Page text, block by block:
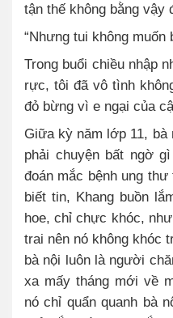
tận thế không bằng vậy
“Nhưng tui không muốn
Trong buổi chiều nhập
rực, tôi đã vô tình
đỏ bừng vì e ngại của
Giữa kỳ năm lớp 11, bà
phải chuyện bất ngờ
đoán mắc bệnh ung
biết tin, Khang buồn
hoe, chỉ chực khóc,
trai nên nó không khóc
bà nội luôn là người
xa mấy tháng mới về
nó chỉ quẩn quanh bà